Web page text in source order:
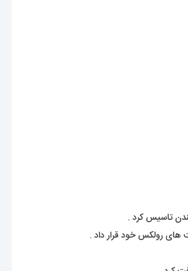
رولکس خود قرار داد .